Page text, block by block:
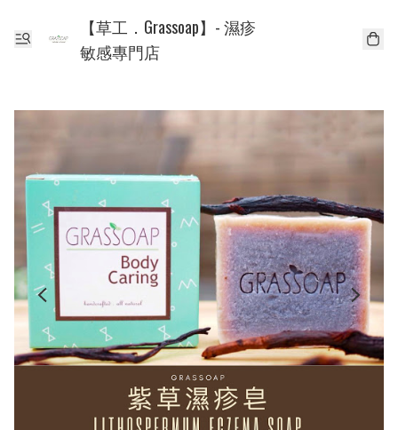
【草工．Grassoap】- 濕疹
敏感專門店